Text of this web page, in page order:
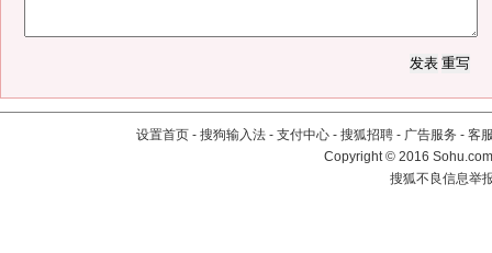
设置首页 - 搜狗输入法 - 支付中心 - 搜狐招聘 - 广告服务 - 客
Copyright©2016
搜狐不良信息举